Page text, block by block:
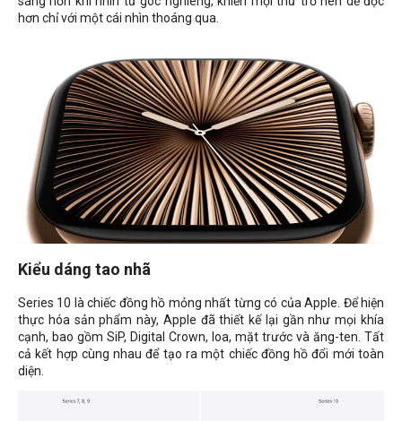
hơn chỉ với một cái nhìn thoáng qua.
Kiểu dáng tao nhã
Series 10 là chiếc đồng hồ mỏng nhất từng có của Apple. Để hiện
thực hóa sản phẩm này, Apple đã thiết kế lại gần như mọi khía
cạnh, bao gồm SiP, Digital Crown, loa, mặt trước và ăng-ten. Tất
cả kết hợp cùng nhau để tạo ra một chiếc đồng hồ đổi mới toàn
diện.